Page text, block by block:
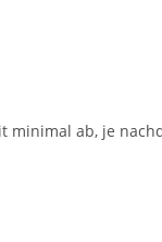
minimal ab, je